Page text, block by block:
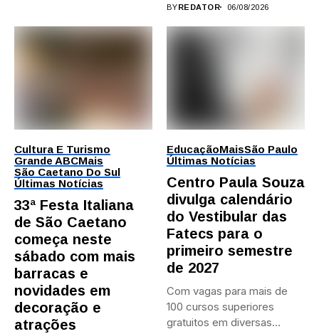
BYREDATOR 06/08/2026
Cultura E Turismo
Grande ABCMais
São Caetano Do Sul
Últimas Notícias
33ª Festa Italiana
de São Caetano
começa neste
sábado com mais
barracas e
novidades em
decoração e
atrações
EducaçãoMaisSão Paulo
Últimas Notícias
Centro Paula Souza
divulga calendário
do Vestibular das
Fatecs para o
primeiro semestre
de 2027
Com vagas para mais de
100 cursos superiores
gratuitos em diversas